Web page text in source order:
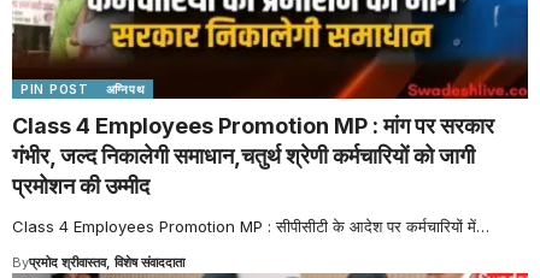
PIN POST अग्निपथ
Class 4 Employees Promotion MP : मांग पर सरकार
गंभीर, जल्द निकालेगी समाधान,चतुर्थ श्रेणी कर्मचारियों को जागी
प्रमोशन की उम्मीद
Class 4 Employees Promotion MP : सीपीसीटी के आदेश पर कर्मचारियों में…
Byप्रमोद श्रीवास्तव, विशेष संवाददाता